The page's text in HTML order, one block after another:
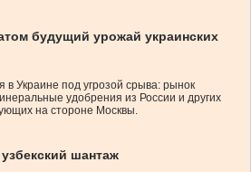
будущий урожай украинских
в Украине под угрозой срыва: рынок
удобрения из России и других
на стороне Москвы.
шантаж